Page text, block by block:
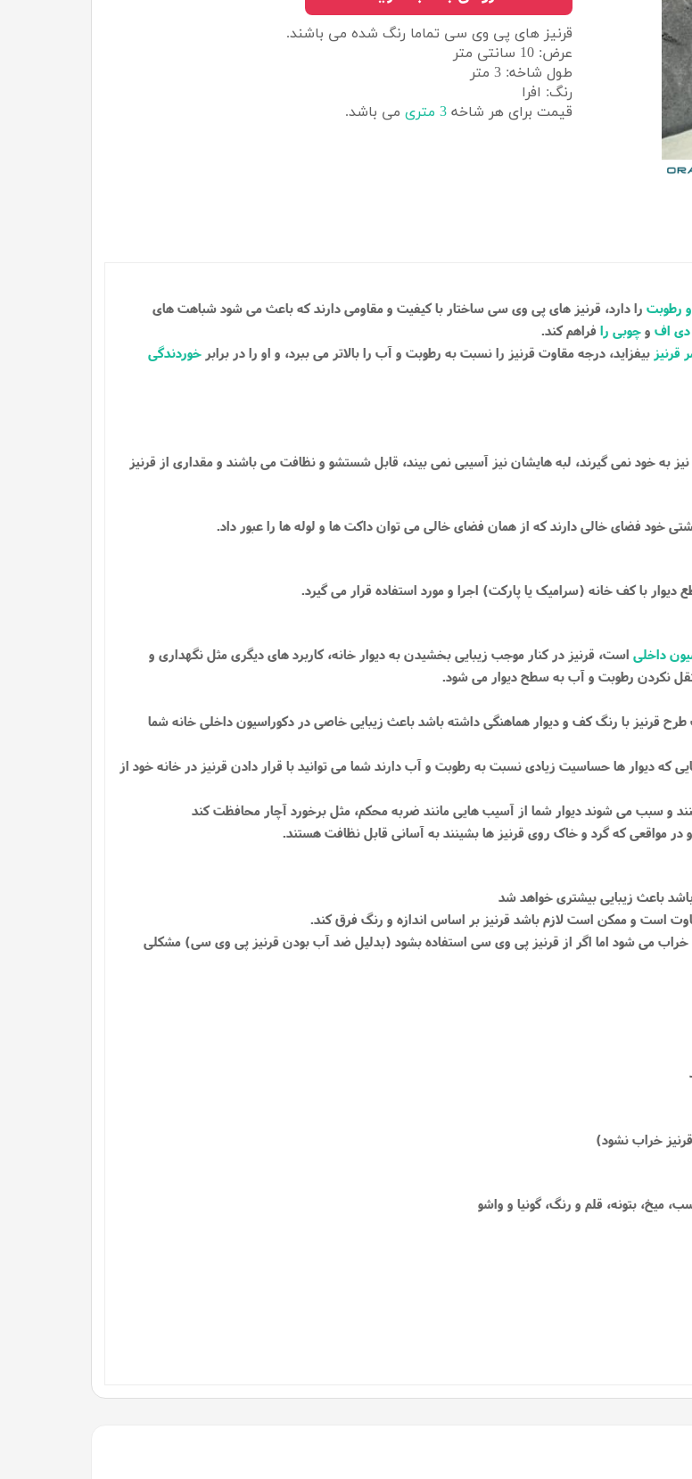
قرنیز های پی وی سی تماما رنگ شده می باشند.
عرض: 10 سانتی متر
طول شاخه: 3 متر
رنگ: افرا
قیمت برای هر شاخه 3 متری می باشد.
رطوبت را دارد، قرنیز های پی وی سی ساختار با کیفیت و مقاومی دارند که باعث می شود شباهت های
دی اف وچوبی را فراهم کند.
قرنیز بیفزاید، درجه مقاوت قرنیز را نسبت به رطوبت و آب را بالاتر می ببرد، و او را در برابر خوردندگی
به خود نمی گیرند، لبه هایشان نیز آسیبی نمی بیند، قابل شستشو و نظافت می باشند و مقداری از قرنیز
خود فضای خالی دارند که از همان فضای خالی می توان داکت ها و لوله ها را عبور داد.
دیوار با کف خانه (سرامیک یا پارکت) اجرا و مورد استفاده قرار می گیرد.
داخلی است، قرنیز در کنار موجب زیبایی بخشیدن به دیوار خانه، کاربرد های دیگری مثل نگهداری و
نکردن رطوبت و آب به سطح دیوار می‌ شود.
طرح قرنیز با رنگ کف و دیوار هماهنگی داشته باشد باعث زیبایی خاصی در دکوراسیون داخلی خانه شما
که دیوار ها حساسیت زیادی نسبت به رطوبت و آب دارند شما می توانید با قرار دادن قرنیز در خانه خود از
خراب می شود اما اگر از قرنیز پی وی سی استفاده بشود (بدلیل ضد آب بودن قرنیز پی وی سی) مشکلی
میخ، بتونه، قلم و رنگ، گونیا و واشو